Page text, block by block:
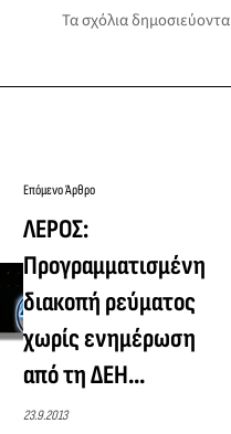
Τα σχόλια
Επόμενο Άρθρο
ΛΕΡΟΣ:
Προγραμματισμένη
διακοπή ρεύματος
χωρίς ενημέρωση
από τη ΔΕΗ...
23.9.2013